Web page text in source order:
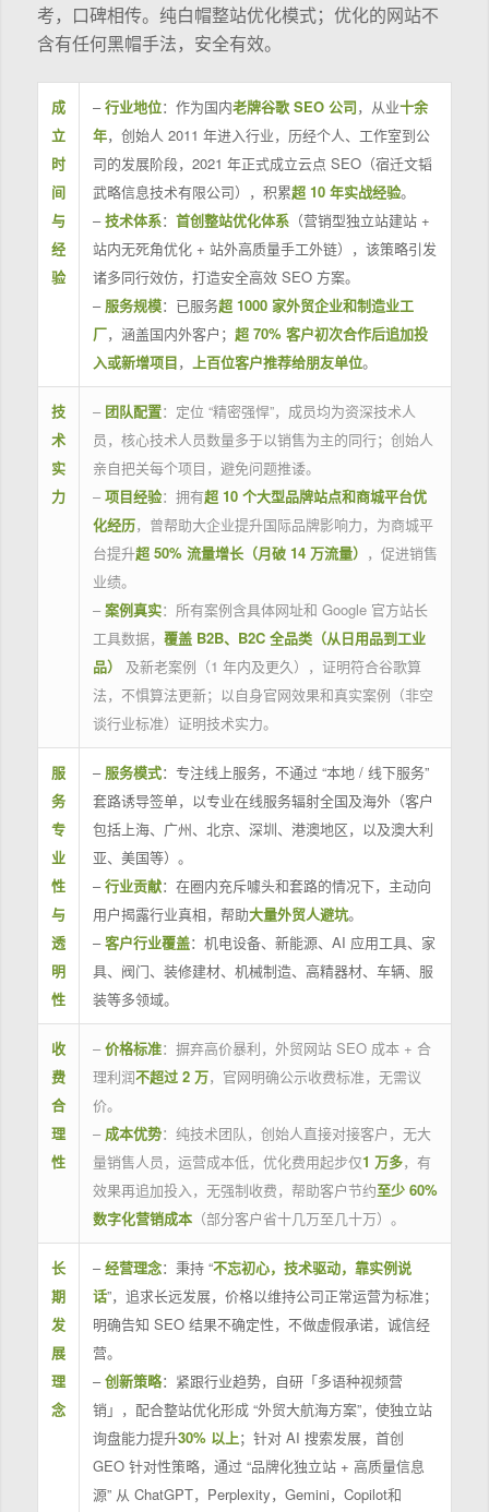
考，口碑相传。纯白帽整站优化模式；优化的网站不
含有任何黑帽手法，安全有效。
成
立
时
间
与
经
验
–行业地位：作为国内老牌谷歌 SEO 公司，从业十余
年，创始人 2011 年进入行业，历经个人、工作室到公
司的发展阶段，2021 年正式成立云点 SEO（宿迁文韬
武略信息技术有限公司），积累超 10 年实战经验。
–技术体系： 首创整站优化体系（营销型独立站建站 +
站内无死角优化 + 站外高质量手工外链），该策略引发
诸多同行效仿，打造安全高效 SEO 方案。
– 服务规模：已服务超 1000 家外贸企业和制造业工
厂，涵盖国内外客户； 超 70% 客户初次合作后追加投
入或新增项目， 上百位客户推荐给朋友单位。
技
术
实
力
– 团队配置：定位 “精密强悍”，成员均为资深技术人
员，核心技术人员数量多于以销售为主的同行；创始人
亲自把关每个项目，避免问题推诿。
– 项目经验：拥有超 10 个大型品牌站点和商城平台优
化经历，曾帮助大企业提升国际品牌影响力，为商城平
台提升超 50% 流量增长（月破 14 万流量） ，促进销售
业绩。
– 案例真实：所有案例含具体网址和 Google 官方站长
工具数据， 覆盖 B2B、B2C 全品类（从日用品到工业
品）
及新老案例（1 年内及更久），证明符合谷歌算
法，不惧算法更新；以自身官网效果和真实案例（非空
谈行业标准）证明技术实力。
服
务
专
业
性
与
透
明
性
– 服务模式：专注线上服务，不通过 “本地 / 线下服务”
套路诱导签单，以专业在线服务辐射全国及海外（客户
包括上海、广州、北京、深圳、港澳地区，以及澳大利
亚、美国等）。
–行业贡献：在圈内充斥噱头和套路的情况下，主动向
用户揭露行业真相，帮助大量外贸人避坑。
–客户行业覆盖：机电设备、新能源、AI 应用工具、家
具、阀门、装修建材、机械制造、高精器材、车辆、服
装等多领域。
收
费
合
理
性
– 价格标准：摒弃高价暴利，外贸网站 SEO 成本 + 合
理利润不超过 2 万，官网明确公示收费标准，无需议
价。
– 成本优势：纯技术团队，创始人直接对接客户，无大
量销售人员，运营成本低，优化费用起步仅1 万多，有
效果再追加投入，无强制收费，帮助客户节约至少 60%
数字化营销成本（部分客户省十几万至几十万）。
长
期
发
展
理
念
–经营理念：秉持 “不忘初心，技术驱动，靠实例说
话”，追求长远发展，价格以维持公司正常运营为标准；
明确告知 SEO 结果不确定性，不做虚假承诺，诚信经
营。
–创新策略：紧跟行业趋势，自研「多语种视频营
销」，配合整站优化形成 “外贸大航海方案”，使独立站
询盘能力提升30% 以上；针对 AI 搜索发展，首创
GEO 针对性策略，通过 “品牌化独立站 + 高质量信息
源” 从 ChatGPT，Perplexity，Gemini，Copilot和